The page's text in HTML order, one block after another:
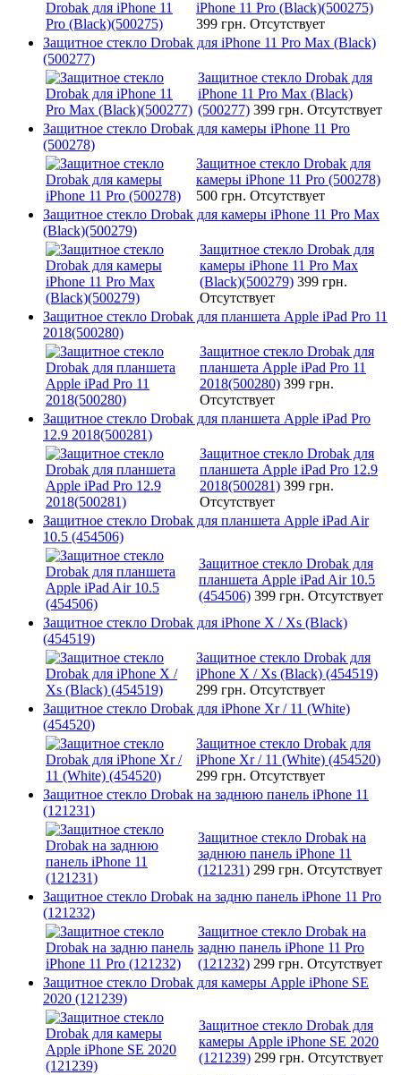
iPhone 11 Pro (Black)(500275)
399 грн. Отсутствует
Защитное стекло Drobak для iPhone 11 Pro Max (Black)
(500277)
Защитное стекло Drobak для
iPhone 11 Pro Max (Black)
(500277) 399 грн. Отсутствует
Защитное стекло Drobak для камеры iPhone 11 Pro
(500278)
Защитное стекло Drobak для
камеры iPhone 11 Pro (500278)
500 грн. Отсутствует
Защитное стекло Drobak для камеры iPhone 11 Pro Max
(Black)(500279)
Защитное стекло Drobak для
камеры iPhone 11 Pro Max
(Black)(500279) 399 грн.
Отсутствует
Защитное стекло Drobak для планшета Apple iPad Pro 11
2018(500280)
Защитное стекло Drobak для
планшета Apple iPad Pro 11
2018(500280) 399 грн.
Отсутствует
Защитное стекло Drobak для планшета Apple iPad Pro
12.9 2018(500281)
Защитное стекло Drobak для
планшета Apple iPad Pro 12.9
2018(500281) 399 грн.
Отсутствует
Защитное стекло Drobak для планшета Apple iPad Air
10.5 (454506)
Защитное стекло Drobak для
планшета Apple iPad Air 10.5
(454506) 399 грн. Отсутствует
Защитное стекло Drobak для iPhone X / Xs (Black)
(454519)
Защитное стекло Drobak для
iPhone X / Xs (Black) (454519)
299 грн. Отсутствует
Защитное стекло Drobak для iPhone Xr / 11 (White)
(454520)
Защитное стекло Drobak для
iPhone Xr / 11 (White) (454520)
299 грн. Отсутствует
Защитное стекло Drobak на заднюю панель iPhone 11
(121231)
Защитное стекло Drobak на
заднюю панель iPhone 11
(121231) 299 грн. Отсутствует
Защитное стекло Drobak на задню панель iPhone 11 Pro
(121232)
Защитное стекло Drobak на
задню панель iPhone 11 Pro
(121232) 299 грн. Отсутствует
Защитное стекло Drobak для камеры Apple iPhone SE
2020 (121239)
Защитное стекло Drobak для
камеры Apple iPhone SE 2020
(121239) 299 грн. Отсутствует